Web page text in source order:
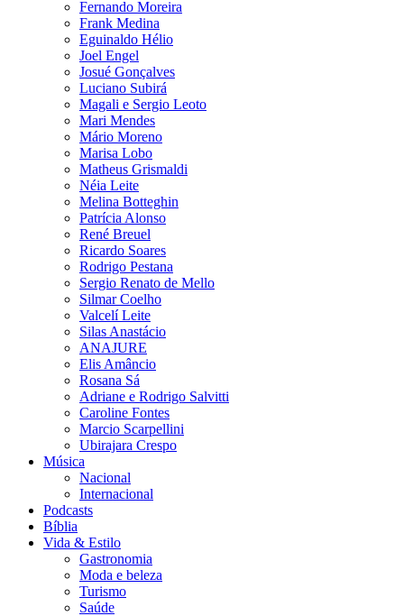
Fernando Moreira
Frank Medina
Eguinaldo Hélio
Joel Engel
Josué Gonçalves
Luciano Subirá
Magali e Sergio Leoto
Mari Mendes
Mário Moreno
Marisa Lobo
Matheus Grismaldi
Néia Leite
Melina Botteghin
Patrícia Alonso
René Breuel
Ricardo Soares
Rodrigo Pestana
Sergio Renato de Mello
Silmar Coelho
Valcelí Leite
Silas Anastácio
ANAJURE
Elis Amâncio
Rosana Sá
Adriane e Rodrigo Salvitti
Caroline Fontes
Marcio Scarpellini
Ubirajara Crespo
Música
Nacional
Internacional
Podcasts
Bíblia
Vida & Estilo
Gastronomia
Moda e beleza
Turismo
Saúde